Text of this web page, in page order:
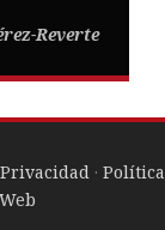
Reverte
· Política